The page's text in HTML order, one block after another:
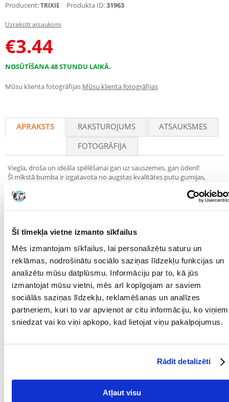
Šī tīmekļa vietne izmanto sīkfailus
Mēs izmantojam sīkfailus, lai personalizētu saturu un
reklāmas, nodrošinātu sociālo saziņas līdzekļu funkcijas un
analizētu mūsu datplūsmu. Informāciju par to, kā jūs
izmantojat mūsu vietni, mēs arī kopīgojam ar saviem
sociālās saziņas līdzekļu, reklamēšanas un analīzes
partneriem, kuri to var apvienot ar citu informāciju, ko viņiem
sniedzat vai ko viņi apkopo, kad lietojat viņu pakalpojumus.
Rādīt detalizēti
Atļaut visu
Producent:TRIXIE Produkta ID:31963
Uzrakstīt atsauksmi
€3.44
NOSŪTĪŠANA 48 STUNDU LAIKĀ.
Mūsu klienta fotogrāfijas Mūsu klienta fotogrāfijas
APRAKSTS RAKSTUROJUMS
ATSAUKSMES
FOTOGRĀFIJA
Viegla, droša un ideāla spēlēšanai gan uz sauszemes, gan ūdenī!
Šī mīkstā bumba ir izgatavota no augstas kvalitātes putu gumijas,
izturīga pret intensīvu spēlēšanos. Tās elastīgā struktūra padara to
ideālu jauniem suņiem, kuri tikai mācās atnest bumbu, vai
enerģiskākiem suņiem, kuri mīl kustēties.
Pateicoties savai spējai peldēt uz ūdens, bumba ir lieliski piemērota
ideālu suņiem, kuri ir jutīgi pret skaņām, un īpašniekiem, kuri novērtē
mieru.
Produkta īpašības:
Izgatavota no putu gumijas – mīksta un droša zobiem
Peld uz ūdens – ideāli piemērota spēlēm ūdenī
Parametri